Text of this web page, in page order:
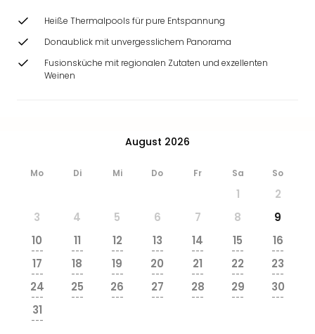
Heiße Thermalpools für pure Entspannung
Donaublick mit unvergesslichem Panorama
Fusionsküche mit regionalen Zutaten und exzellenten
Weinen
August 2026
Mo Di Mi Do Fr Sa So
1
2
3
4 5 6 7 8
9
10
---
11
---
12
---
13
---
14
---
15
---
16
---
17
---
18
---
19
---
20
---
21
---
22
---
23
---
24
---
25
---
26
---
27
---
28
---
29
---
30
---
31
---